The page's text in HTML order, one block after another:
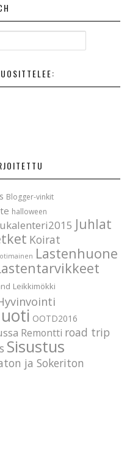
Blogger-vinkit
halloween
Juhlat
Koirat
Lastenhuone
Leikkimökki
OOTD2016
Remontti road trip
Sisustus
ja Sokeriton